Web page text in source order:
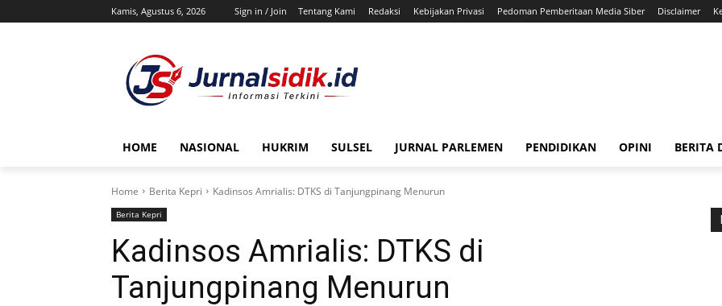
Kamis, Agustus 6, 2026 Sign in / Join Tentang Kami Redaksi Kebijakan Privasi Pedoman Pemberitaan Media Siber Disclaimer
HOME NASIONAL HUKRIM SULSEL JURNAL PARLEMEN PENDIDIKAN OPINI BERITA
Home Berita Kepri Kadinsos Amrialis: DTKS di Tanjungpinang Menurun
Berita Kepri
Kadinsos Amrialis: DTKS di
Tanjungpinang Menurun